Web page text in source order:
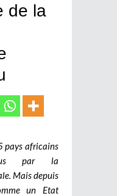
de la
pays africains
par la
Mais depuis
un Etat